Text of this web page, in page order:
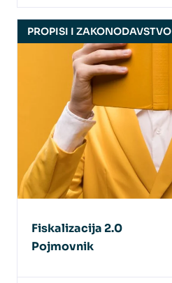
PROPISI I ZAKONODAVSTVO
Fiskalizacija 2.0
Pojmovnik